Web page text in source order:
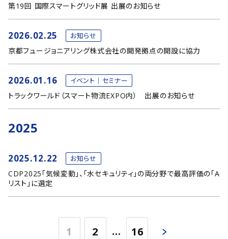
第19回 国際スマートグリッド展 出展のお知らせ
2026.02.25 お知らせ
京都フュージョニアリング株式会社の開発拠点の開設に協力
2026.01.16 イベント｜セミナー
トラックワールド（スマート物流EXPO内） 出展のお知らせ
2025
2025.12.22 お知らせ
CDP2025「気候変動」、「水セキュリティ」の両分野で最高評価の「A
リスト」に選定
1 2 … 16